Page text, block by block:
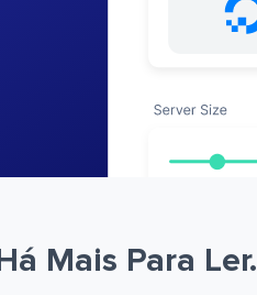
Há Mais Para Ler.